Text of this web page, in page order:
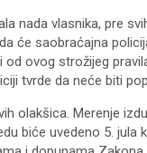
nada vlasnika, pre
će saobraćajna
ovog strožijeg
tvrde da neće biti
olakšica. Merenje
biće uvedeno 5. jula